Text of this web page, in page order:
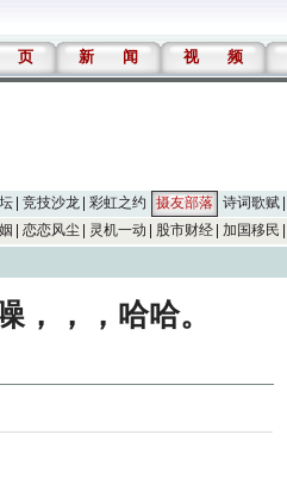
页 新 闻 视 频
竞技沙龙 彩虹之约 摄友部落 诗词歌赋
恋恋风尘 灵机一动 股市财经 加国移民
，，，哈哈。